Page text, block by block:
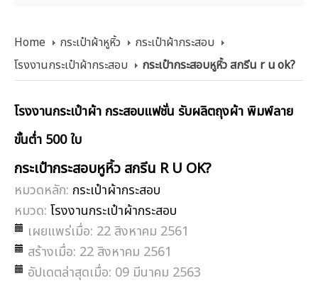
Home กระเป๋าผ้าหูหิ้ว
กระเป๋าผ้ากระสอบ
โรงงานกระเป๋าผ้ากระสอบ
กระเป๋ากระสอบหูหิ้ว สกรีน r u ok?
โรงงานกระเป๋าผ้า กระสอบแฟชั่น รับผลิตถุงผ้า พิมพ์ลาย
ขั้นต่ำ 500 ใบ
กระเป๋ากระสอบหูหิ้ว สกรีน R U OK?
หมวดหลัก: กระเป๋าผ้ากระสอบ
หมวด: โรงงานกระเป๋าผ้ากระสอบ
เผยแพร่เมื่อ: 22 สิงหาคม 2561
สร้างเมื่อ: 22 สิงหาคม 2561
อัปเดตล่าสุดเมื่อ: 09 มีนาคม 2563